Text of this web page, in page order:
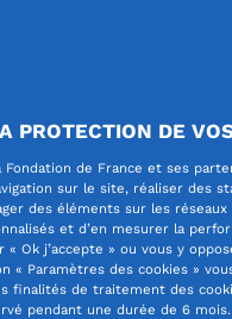
17 millions €
2022,
la
pour
PROTECTION DE
Fondation de France et ses
sur le site, réaliser des
des éléments sur les
et d’en mesurer la
« Ok j’accepte » ou vous y
« Paramètres des cookies »
finalités de traitement des
pendant une durée de 6